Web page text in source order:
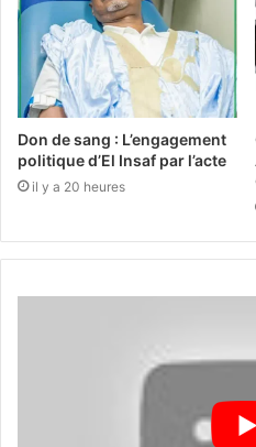
Don de sang : L’engagement
politique d’El Insaf par l’acte
il y a 20 heures